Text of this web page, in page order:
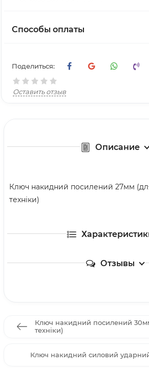
Способы оплаты
Поделиться:
Оставить отзыв
Описание
Ключ накидний посилений 27мм
техніки)
Отзывы
Ключ накидний посилений
техніки)
Ключ накидний силовий